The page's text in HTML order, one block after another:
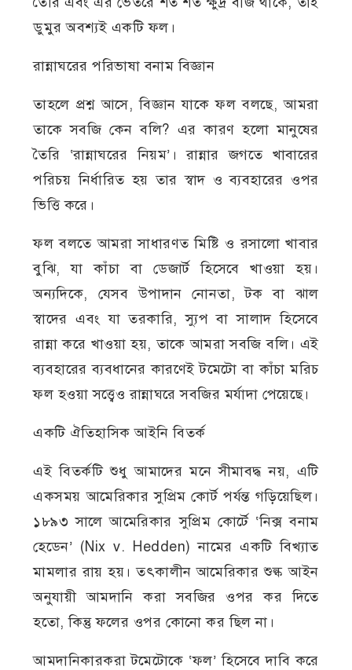
ডুমুর অবশ্যই একটি ফল।
রান্নাঘরের পরিভাষা বনাম বিজ্ঞান
তাহলে প্রশ্ন আসে, বিজ্ঞান যাকে ফল বলছে, আমরা
তাকে সবজি কেন বলি? এর কারণ হলো মানুষের
তৈরি ‘রান্নাঘরের নিয়ম’। রান্নার জগতে খাবারের
পরিচয় নির্ধারিত হয় তার স্বাদ ও ব্যবহারের ওপর
ভিত্তি করে।
ফল বলতে আমরা সাধারণত মিষ্টি ও রসালো খাবার
বুঝি, যা কাঁচা বা ডেজার্ট হিসেবে খাওয়া হয়।
অন্যদিকে, যেসব উপাদান নোনতা, টক বা ঝাল
স্বাদের এবং যা তরকারি, স্যুপ বা সালাদ হিসেবে
রান্না করে খাওয়া হয়, তাকে আমরা সবজি বলি। এই
ব্যবহারের ব্যবধানের কারণেই টমেটো বা কাঁচা মরিচ
ফল হওয়া সত্ত্বেও রান্নাঘরে সবজির মর্যাদা পেয়েছে।
একটি ঐতিহাসিক আইনি বিতর্ক
এই বিতর্কটি শুধু আমাদের মনে সীমাবদ্ধ নয়, এটি
একসময় আমেরিকার সুপ্রিম কোর্ট পর্যন্ত গড়িয়েছিল।
১৮৯৩ সালে আমেরিকার সুপ্রিম কোর্টে ‘নিক্স বনাম
হেডেন’ (Nix v. Hedden) নামের একটি বিখ্যাত
মামলার রায় হয়। তৎকালীন আমেরিকার শুল্ক আইন
অনুযায়ী আমদানি করা সবজির ওপর কর দিতে
হতো, কিন্তু ফলের ওপর কোনো কর ছিল না।
আমদানিকারকরা টমেটোকে ‘ফল’ হিসেবে দাবি করে